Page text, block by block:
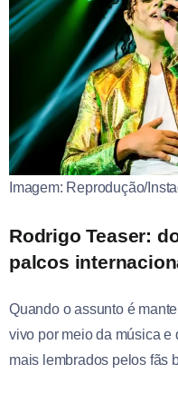
Imagem: Reprodução/
Rodrigo Teaser:
palcos
Quando o assunto é
vivo por meio da música e
mais lembrados pelos fãs